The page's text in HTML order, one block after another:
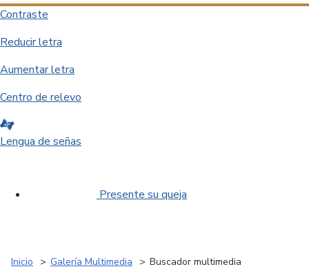
Contraste
Reducir letra
Aumentar letra
Centro de relevo
Lengua de señas
Presente su queja
Inicio Galería Multimedia Buscador multimedia